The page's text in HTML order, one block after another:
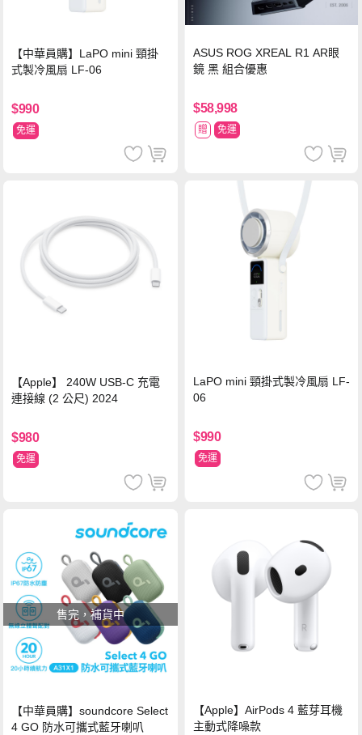
【中華員購】LaPO mini 頸掛
式製冷風扇 LF-06
$990
免運
ASUS ROG XREAL R1 AR眼
鏡 黑 組合優惠
$58,998
贈 免運
【Apple】 240W USB-C 充電
連接線 (2 公尺) 2024
$980
免運
LaPO mini 頸掛式製冷風扇 LF-
06
$990
免運
售完，補貨中
【中華員購】soundcore Select
4 GO 防水可攜式藍牙喇叭
【Apple】AirPods 4 藍芽耳機
主動式降噪款